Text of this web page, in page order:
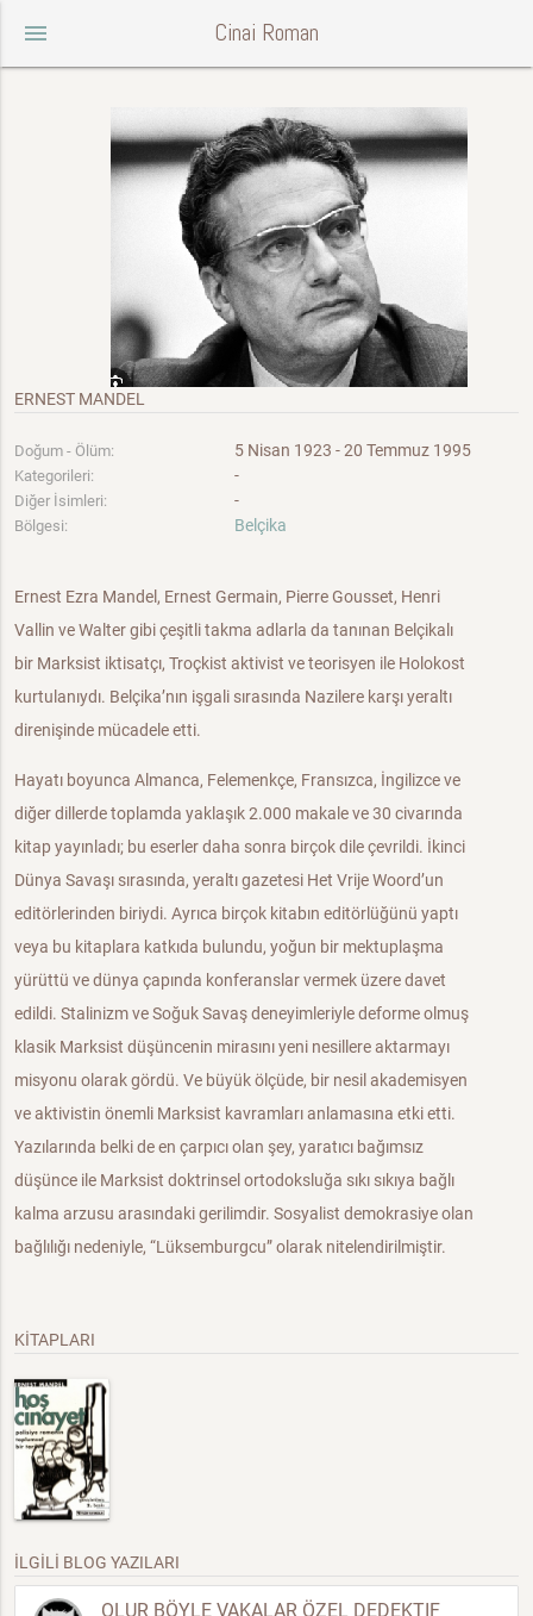
menu Cinai Roman
ERNEST MANDEL
Doğum - Ölüm: 5 Nisan 1923 - 20 Temmuz 1995
Kategorileri: -
Diğer İsimleri: -
Bölgesi: Belçika
Ernest Ezra Mandel, Ernest Germain, Pierre Gousset, Henri
Vallin ve Walter gibi çeşitli takma adlarla da tanınan Belçikalı
bir Marksist iktisatçı, Troçkist aktivist ve teorisyen ile Holokost
kurtulanıydı. Belçika’nın işgali sırasında Nazilere karşı yeraltı
direnişinde mücadele etti.
Hayatı boyunca Almanca, Felemenkçe, Fransızca, İngilizce ve
diğer dillerde toplamda yaklaşık 2.000 makale ve 30 civarında
kitap yayınladı; bu eserler daha sonra birçok dile çevrildi. İkinci
Dünya Savaşı sırasında, yeraltı gazetesi Het Vrije Woord’un
editörlerinden biriydi. Ayrıca birçok kitabın editörlüğünü yaptı
veya bu kitaplara katkıda bulundu, yoğun bir mektuplaşma
yürüttü ve dünya çapında konferanslar vermek üzere davet
edildi. Stalinizm ve Soğuk Savaş deneyimleriyle deforme olmuş
klasik Marksist düşüncenin mirasını yeni nesillere aktarmayı
misyonu olarak gördü. Ve büyük ölçüde, bir nesil akademisyen
ve aktivistin önemli Marksist kavramları anlamasına etki etti.
Yazılarında belki de en çarpıcı olan şey, yaratıcı bağımsız
düşünce ile Marksist doktrinsel ortodoksluğa sıkı sıkıya bağlı
kalma arzusu arasındaki gerilimdir. Sosyalist demokrasiye olan
bağlılığı nedeniyle, “Lüksemburgcu” olarak nitelendirilmiştir.
KİTAPLARI
İLGİLİ BLOG YAZILARI
OLUR BÖYLE VAKALAR ÖZEL DEDEKTIF